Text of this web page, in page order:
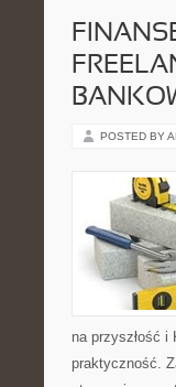
POSTED BY
na przyszłość
praktyczność.